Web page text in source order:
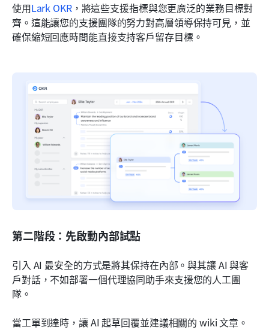
使用Lark OKR，將這些支援指標與您更廣泛的業務目標對
齊。這能讓您的支援團隊的努力對高層領導保持可見，並
確保縮短回應時間能直接支持客戶留存目標。
第二階段：先啟動內部試點
引入 AI 最安全的方式是將其保持在內部。與其讓 AI 與客
戶對話，不如部署一個代理協同助手來支援您的人工團
隊。
當工單到達時，讓 AI 起草回覆並建議相關的 wiki 文章。